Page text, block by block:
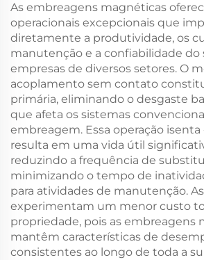
As embreagens magnéticas
operacionais excepcionais que
diretamente a produtividade, os
manutenção e a confiabilidade do
empresas de diversos setores. O
acoplamento sem contato
primária, eliminando o desgaste
que afeta os sistemas
embreagem. Essa operação
resulta em uma vida útil
reduzindo a frequência de
minimizando o tempo de
para atividades de manutenção.
experimentam um menor custo
propriedade, pois as embreagens
mantêm características de
consistentes ao longo de toda a